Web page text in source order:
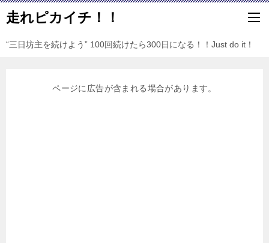
走れピカイチ！！
“三日坊主を続けよう” 100回続けたら300日になる！！Just do it！
ページに広告が含まれる場合があります。